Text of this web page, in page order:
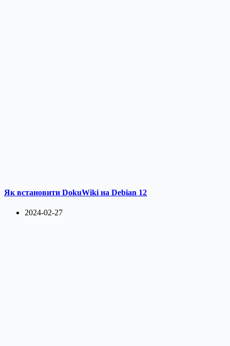
Як встановити DokuWiki на Debian 12
2024-02-27